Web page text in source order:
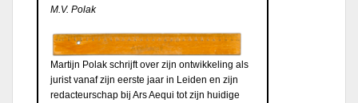
M.V. Polak
Martijn Polak schrijft over zijn ontwikkeling als
jurist vanaf zijn eerste jaar in Leiden en zijn
redacteurschap bij Ars Aequi tot zijn huidige